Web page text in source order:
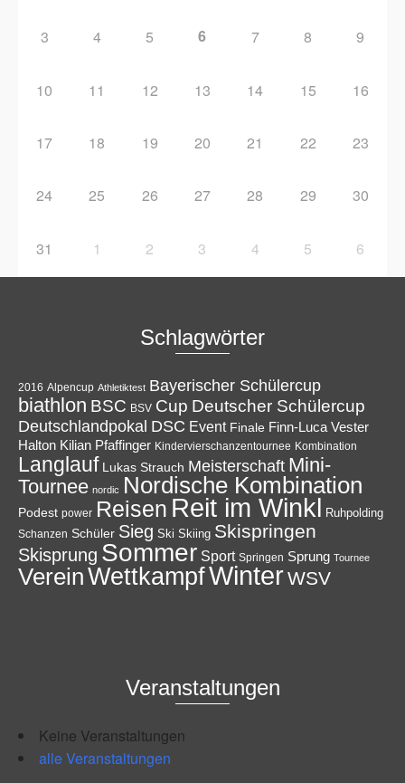
3 4 5 6 7 8 9
10 11 12 13 14 15 16
17 18 19 20 21 22 23
24 25 26 27 28 29 30
31 1 2 3 4 5 6
Schlagwörter
2016 Alpencup Athletiktest Bayerischer Schülercup
biathlon BSC BSV Cup Deutscher Schülercup
Deutschlandpokal DSC Event Finale Finn-Luca Vester
Halton Kilian Pfaffinger Kindervierschanzentournee Kombination
Langlauf Lukas Strauch Meisterschaft Mini-
Tournee nordic Nordische Kombination
Podest power Reisen Reit im Winkl Ruhpolding
Schanzen Schüler Sieg Ski Skiing Skispringen
Skisprung Sommer Sport Springen Sprung Tournee
VereinWettkampfWinterWSV
Veranstaltungen
Keine Veranstaltungen
alle Veranstaltungen